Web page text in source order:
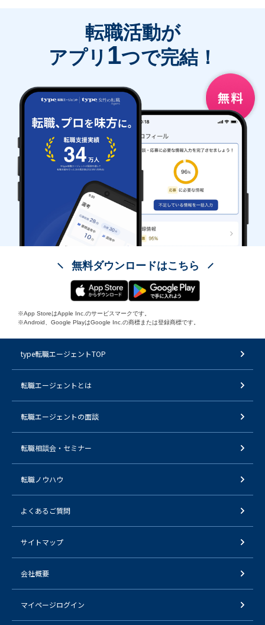
転職活動が
アプリ 1つで完結！
無料ダウンロードはこちら
※App StoreはApple Inc.のサービスマークです。
※Android、Google PlayはGoogle Inc.の商標または登録商標です。
type転職エージェントTOP
転職エージェントとは
転職エージェントの面談
転職相談会・セミナー
転職ノウハウ
よくあるご質問
サイトマップ
会社概要
マイページログイン